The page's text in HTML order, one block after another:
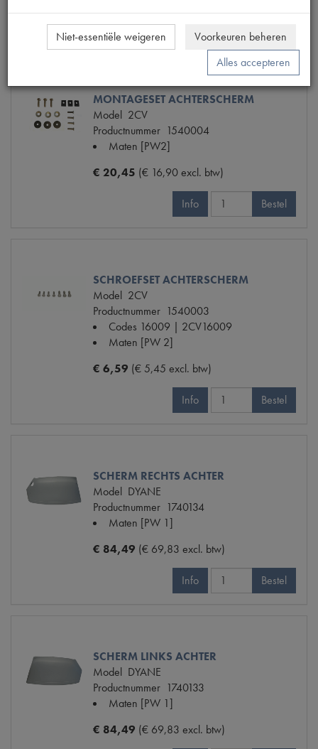
MONTAGESET ACHTERSCHERM
Model 2CV
Productnummer 1540004
Maten [PW2]
€ 20,45 (€ 16,90 excl. btw)
Info Bestel
SCHROEFSET ACHTERSCHERM
Model 2CV
Productnummer 1540003
Codes 16009 | 2CV16009
Maten [PW 2]
€ 6,59 (€ 5,45 excl. btw)
Info Bestel
SCHERM RECHTS ACHTER
Model DYANE
Productnummer 1740134
Maten [PW 1]
€ 84,49 (€ 69,83 excl. btw)
Info Bestel
SCHERM LINKS ACHTER
Model DYANE
Productnummer 1740133
Maten [PW 1]
€ 84,49 (€ 69,83 excl. btw)
Niet-essentiële weigeren
Voorkeuren beheren
Alles accepteren